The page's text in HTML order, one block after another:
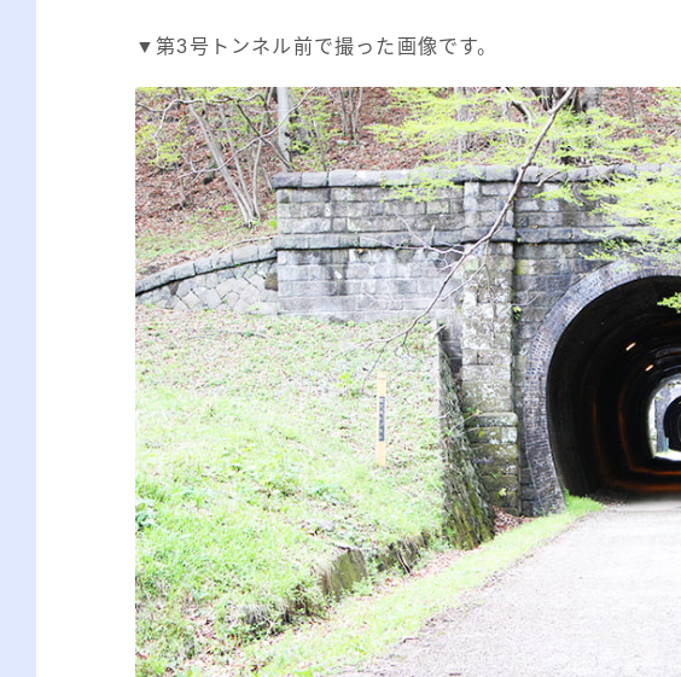
▼第3号トンネル前で撮った画像です。